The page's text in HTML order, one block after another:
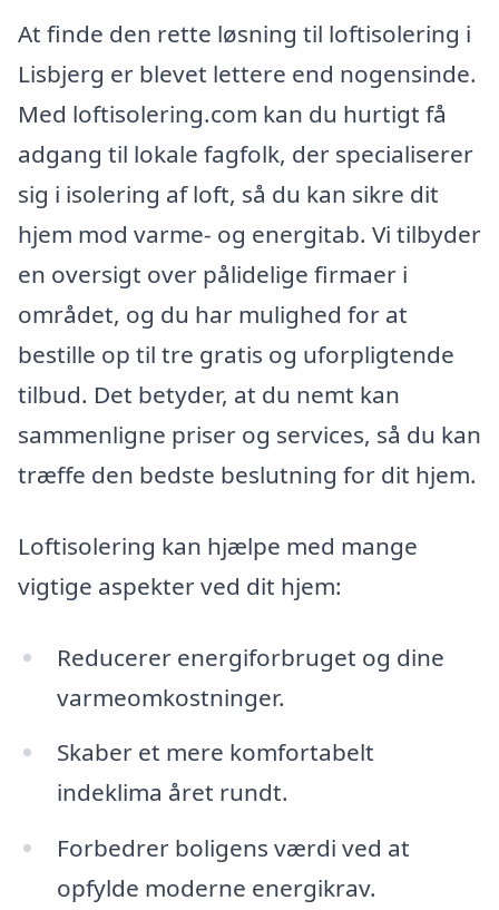
At finde den rette løsning til loftisolering i
Lisbjerg er blevet lettere end nogensinde.
Med loftisolering.com kan du hurtigt få
adgang til lokale fagfolk, der specialiserer
sig i isolering af loft, så du kan sikre dit
hjem mod varme- og energitab. Vi tilbyder
en oversigt over pålidelige firmaer i
området, og du har mulighed for at
bestille op til tre gratis og uforpligtende
tilbud. Det betyder, at du nemt kan
sammenligne priser og services, så du kan
træffe den bedste beslutning for dit hjem.
Loftisolering kan hjælpe med mange
vigtige aspekter ved dit hjem:
Reducerer energiforbruget og dine
varmeomkostninger.
Skaber et mere komfortabelt
indeklima året rundt.
Forbedrer boligens værdi ved at
opfylde moderne energikrav.